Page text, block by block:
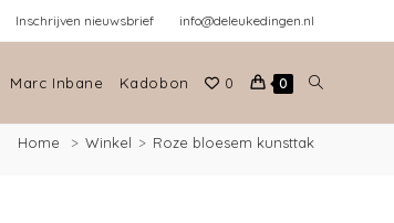
Inschrijven nieuwsbrief info@deleukedingen.nl
Marc Inbane Kadobon 0 0
Home > Winkel > Roze bloesem kunsttak